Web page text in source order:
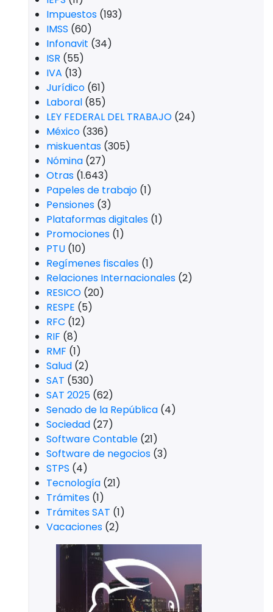
Impuestos (193)
IMSS (60)
Infonavit (34)
ISR (55)
IVA (13)
Jurídico (61)
Laboral (85)
LEY FEDERAL DEL TRABAJO (24)
México (336)
miskuentas (305)
Nómina (27)
Otras (1.643)
Papeles de trabajo (1)
Pensiones (3)
Plataformas digitales (1)
Promociones (1)
PTU (10)
Regímenes fiscales (1)
Relaciones Internacionales (2)
RESICO (20)
RESPE (5)
RFC (12)
RIF (8)
RMF (1)
Salud (2)
SAT (530)
SAT 2025 (62)
Senado de la República (4)
Sociedad (27)
Software Contable (21)
Software de negocios (3)
STPS (4)
Tecnología (21)
Trámites (1)
Trámites SAT (1)
Vacaciones (2)